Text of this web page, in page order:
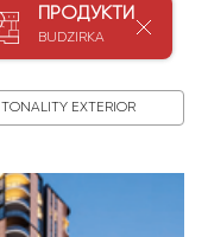
TONALITY EXTERIOR
ПРОДУКТИ
BUDZIRKA